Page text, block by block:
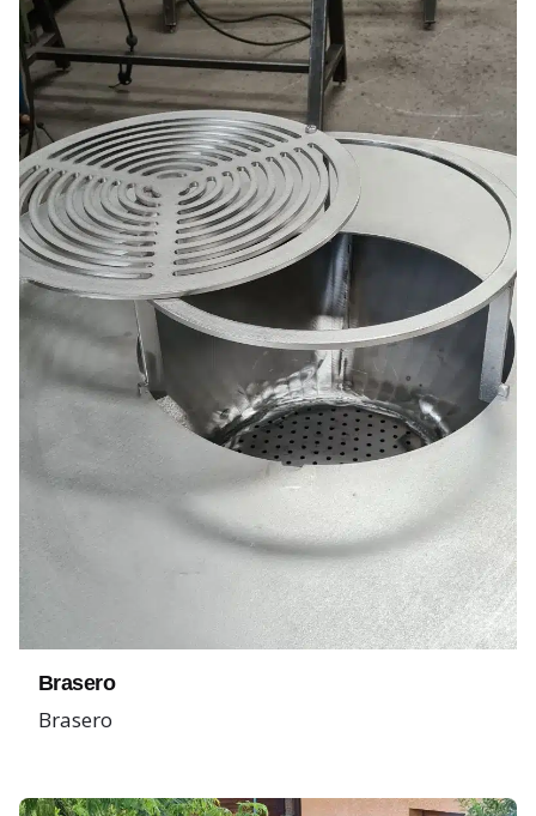
Brasero
Brasero